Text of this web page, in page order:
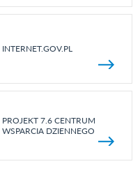
INTERNET.GOV.PL
PROJEKT 7.6 CENTRUM
WSPARCIA DZIENNEGO